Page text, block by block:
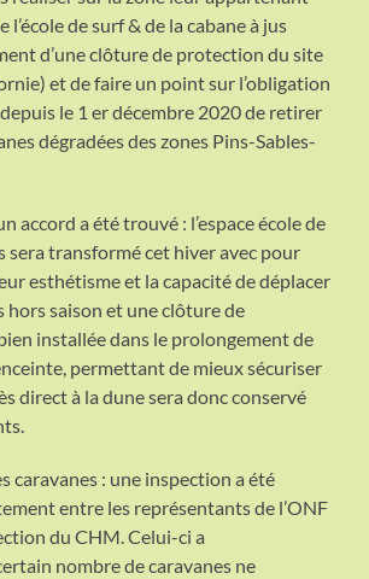
de surf & de la cabane à jus
d’une clôture de protection du site
et de faire un point sur l’obligation
le 1 er décembre 2020 de retirer
dégradées des zones Pins-Sables-
accord a été trouvé : l’espace école de
sera transformé cet hiver avec pour
esthétisme et la capacité de déplacer
hors saison et une clôture de
installée dans le prolongement de
permettant de mieux sécuriser
direct à la dune sera donc conservé
caravanes : une inspection a été
entre les représentants de l’ONF
du CHM. Celui-ci a
nombre de caravanes ne